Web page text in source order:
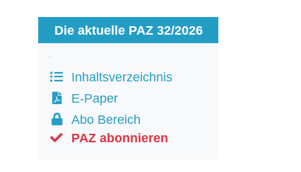
Die aktuelle PAZ 32/2026
Inhaltsverzeichnis
E-Paper
Abo Bereich
PAZ abonnieren